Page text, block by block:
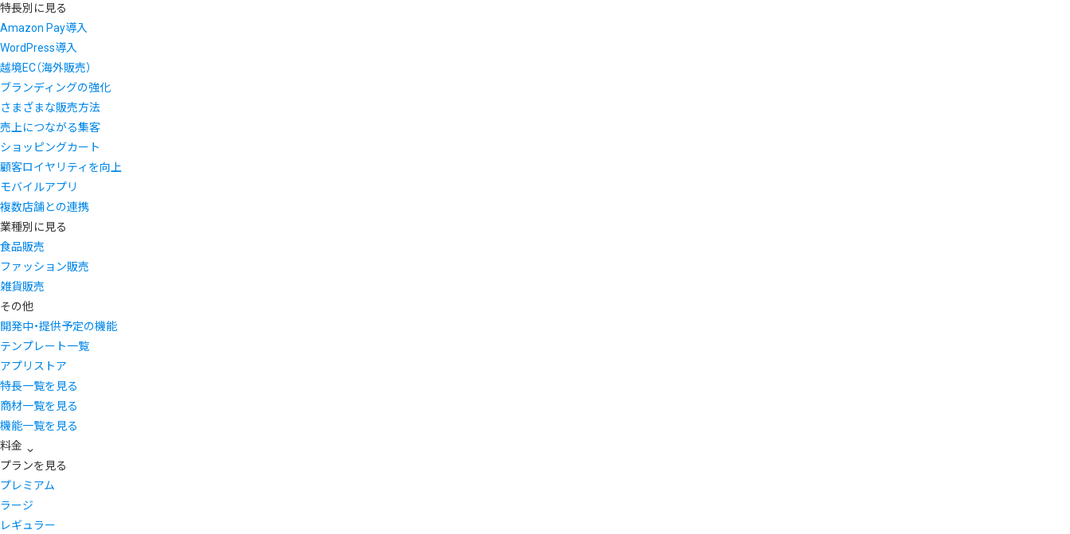
特長別に見る
Amazon Pay導入
WordPress導入
越境EC（海外販売）
ブランディングの強化
さまざまな販売方法
売上につながる集客
ショッピングカート
顧客ロイヤリティを向上
モバイルアプリ
複数店舗との連携
業種別に見る
食品販売
ファッション販売
雑貨販売
その他
開発中・提供予定の機能
テンプレート一覧
アプリストア
特長一覧を見る
商材一覧を見る
機能一覧を見る
料金
プランを見る
プレミアム
ラージ
レギュラー